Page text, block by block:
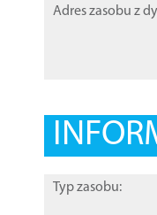
Adres zasobu z
Typ zasobu: